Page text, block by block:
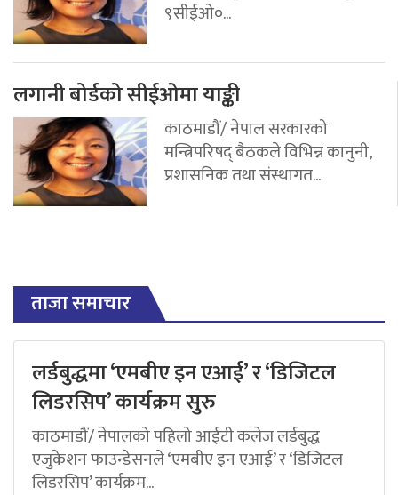
९सीईओ०...
लगानी बोर्डको सीईओमा याङ्की
काठमाडौं/ नेपाल सरकारको
मन्त्रिपरिषद् बैठकले विभिन्न कानुनी,
प्रशासनिक तथा संस्थागत...
ताजा समाचार
लर्डबुद्धमा ‘एमबीए इन एआई’ र ‘डिजिटल
लिडरसिप’ कार्यक्रम सुरु
काठमाडौं/ नेपालको पहिलो आईटी कलेज लर्डबुद्ध
एजुकेशन फाउन्डेसनले ‘एमबीए इन एआई’ र ‘डिजिटल
लिडरसिप’ कार्यक्रम...